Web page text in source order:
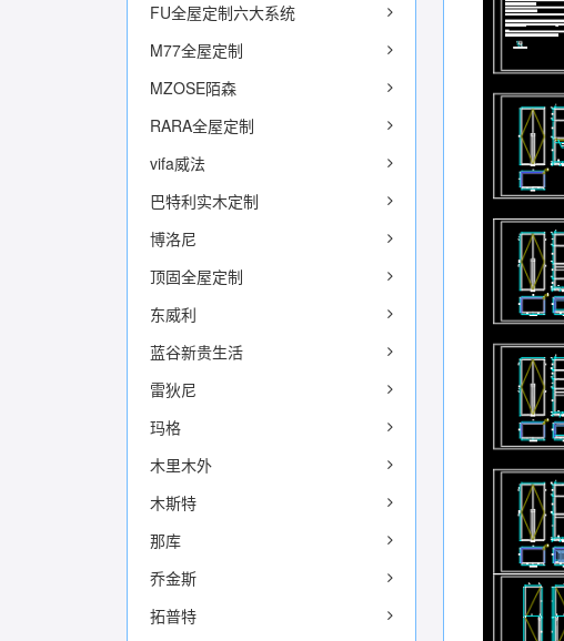
FU全屋定制六大系统
M77全屋定制
MZOSE陌森
RARA全屋定制
vifa威法
巴特利实木定制
博洛尼
顶固全屋定制
东威利
蓝谷新贵生活
雷狄尼
玛格
木里木外
木斯特
那库
乔金斯
拓普特